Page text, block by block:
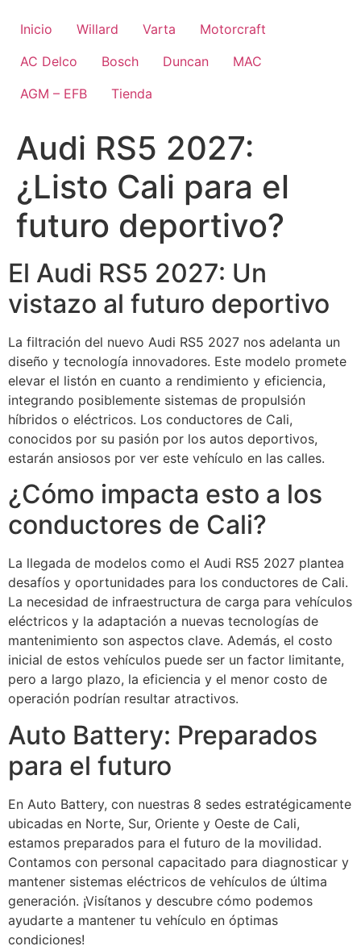
Inicio Willard Varta
Motorcraft
AC Delco
Bosch Duncan
MAC
AGM – EFB
Tienda
Audi RS5 2027:
¿Listo Cali para el
futuro deportivo?
El Audi RS5 2027: Un
vistazo al futuro deportivo
La filtración del nuevo Audi RS5 2027 nos adelanta un
diseño y tecnología innovadores. Este modelo promete
elevar el listón en cuanto a rendimiento y eficiencia,
integrando posiblemente sistemas de propulsión
híbridos o eléctricos. Los conductores de Cali,
conocidos por su pasión por los autos deportivos,
estarán ansiosos por ver este vehículo en las calles.
¿Cómo impacta esto a los
conductores de Cali?
La llegada de modelos como el Audi RS5 2027 plantea
desafíos y oportunidades para los conductores de Cali.
La necesidad de infraestructura de carga para vehículos
eléctricos y la adaptación a nuevas tecnologías de
mantenimiento son aspectos clave. Además, el costo
inicial de estos vehículos puede ser un factor limitante,
pero a largo plazo, la eficiencia y el menor costo de
operación podrían resultar atractivos.
Auto Battery: Preparados
para el futuro
En Auto Battery, con nuestras 8 sedes estratégicamente
ubicadas en Norte, Sur, Oriente y Oeste de Cali,
estamos preparados para el futuro de la movilidad.
Contamos con personal capacitado para diagnosticar y
mantener sistemas eléctricos de vehículos de última
generación. ¡Visítanos y descubre cómo podemos
ayudarte a mantener tu vehículo en óptimas
condiciones!